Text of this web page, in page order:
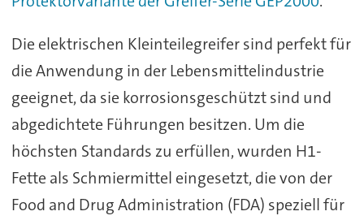
Die elektrischen Kleinteilegreifer sind perfekt für
die Anwendung in der Lebensmittelindustrie
geeignet, da sie korrosionsgeschützt sind und
abgedichtete Führungen besitzen. Um die
höchsten Standards zu erfüllen, wurden H1-
Fette als Schmiermittel eingesetzt, die von der
Food and Drug Administration (FDA) speziell für